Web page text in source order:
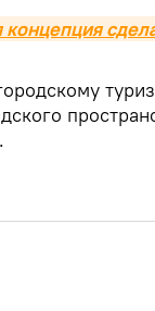
концепция